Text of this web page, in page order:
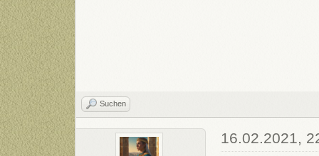
Suchen
16.02.2021,